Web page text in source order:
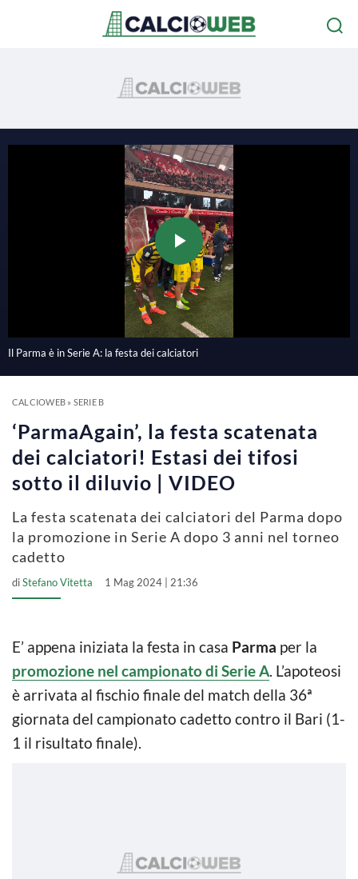
P
l
a
V
i
o
Il Parma è in Serie A: la festa dei calciatori
CALCIOWEB» SERIE B
‘ParmaAgain’, la festa scatenata
dei calciatori! Estasi dei tifosi
sotto il diluvio | VIDEO
La festa scatenata dei calciatori del Parma dopo
la promozione in Serie A dopo 3 anni nel torneo
cadetto
diStefano Vitetta 1 Mag 2024 | 21:36
E’ appena iniziata la festa in casa Parma per la
promozione nel campionato di Serie A. L’apoteosi
è arrivata al fischio finale del match della 36ª
giornata del campionato cadetto contro il Bari (1-
1 il risultato finale).